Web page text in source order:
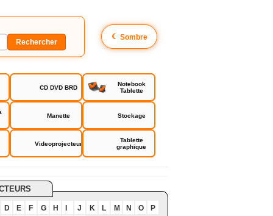
☾ Sombre
CD DVD BRD
Notebook
Tablette
Manette Stockage
Videoprojecteur
Tablette
graphique
D E F G H J K L M N O
P